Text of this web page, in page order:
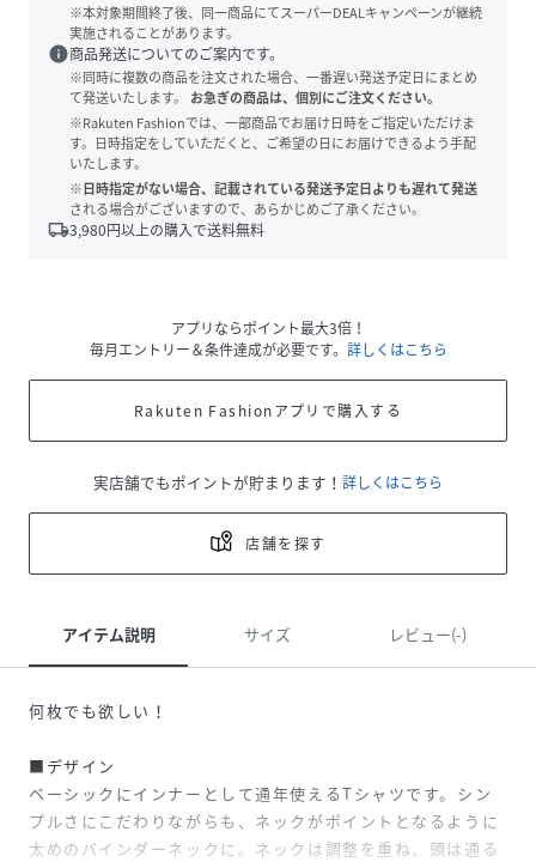
※本対象期間終了後、同一商品にてスーパーDEALキャンペーンが継続
実施されることがあります。
info商品発送についてのご案内です。
※同時に複数の商品を注文された場合、一番遅い発送予定日にまとめ
て発送いたします。
お急ぎの商品は、個別にご注文ください。
※Rakuten Fashionでは、一部商品でお届け日時をご指定いただけま
す。日時指定をしていただくと、ご希望の日にお届けできるよう手配
いたします。
※日時指定がない場合、記載されている発送予定日よりも遅れて発送
される場合がございますので、あらかじめご了承ください。
local_shipping3,980円以上の購入で送料無料
アプリならポイント最大3倍！
毎月エントリー＆条件達成が必要です。 詳しくはこちら
Rakuten Fashionアプリで購入する
実店舗でもポイントが貯まります！ 詳しくはこちら
店舗を探す
アイテム説明 サイズ レビュー(-)
何枚でも欲しい！
■デザイン
ベーシックにインナーとして通年使えるTシャツです。シン
プルさにこだわりながらも、ネックがポイントとなるように
太めのバインダーネックに。ネックは調整を重ね、頭は通る